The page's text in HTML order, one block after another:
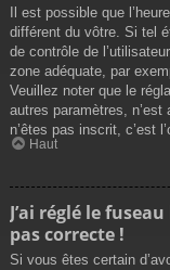
Il est possible que
différent du vôtre. Si tel
de contrôle de
zone adéquate, par
Veuillez noter que le
autres paramètres,
n’êtes pas inscrit, c’est
Haut
J’ai réglé le
pas correcte !
Si vous êtes certain